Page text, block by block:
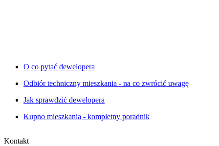
O co pytać dewelopera
Odbiór techniczny mieszkania - na co zwrócić uwagę
Jak sprawdzić dewelopera
Kupno mieszkania - kompletny poradnik
Kontakt